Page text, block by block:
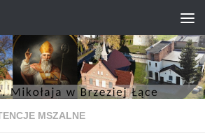
MSZALNE